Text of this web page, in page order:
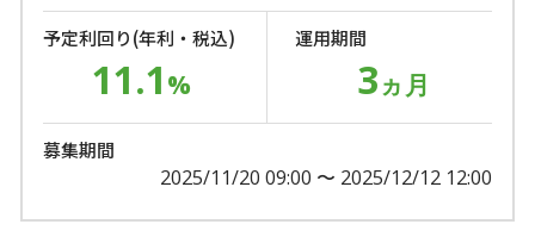
予定利回り(年利・税込)
11.1 %
運用期間
3ヵ月
募集期間
2025/11/20 09:00 〜 2025/12/12 12:00